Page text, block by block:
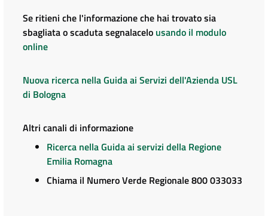
Se ritieni che l'informazione che hai trovato sia
sbagliata o scaduta segnalacelo usando il modulo
online
Nuova ricerca nella Guida ai Servizi dell'Azienda USL
di Bologna
Altri canali di informazione
Ricerca nella Guida ai servizi della Regione
Emilia Romagna
Chiama il Numero Verde Regionale 800 033033